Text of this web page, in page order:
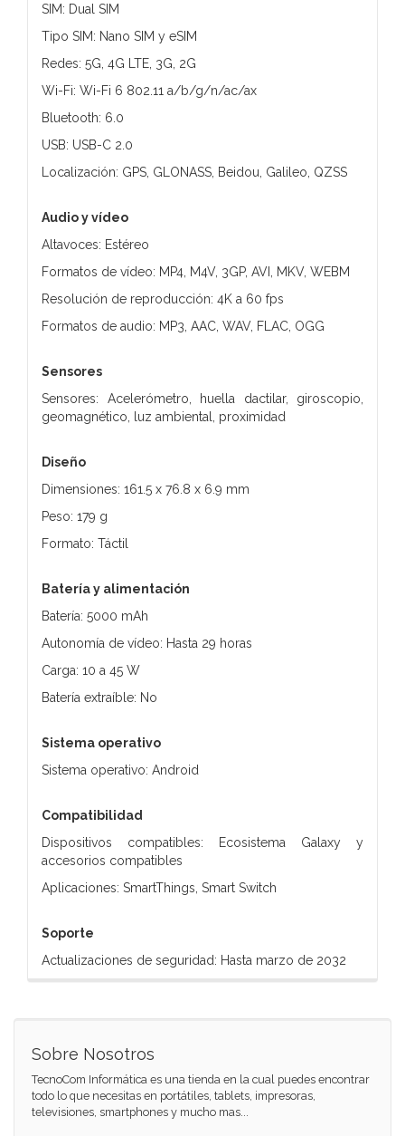
SIM: Dual SIM
Tipo SIM: Nano SIM y eSIM
Redes: 5G, 4G LTE, 3G, 2G
Wi-Fi: Wi-Fi 6 802.11 a/b/g/n/ac/ax
Bluetooth: 6.0
USB: USB-C 2.0
Localización: GPS, GLONASS, Beidou, Galileo, QZSS
Audio y vídeo
Altavoces: Estéreo
Formatos de vídeo: MP4, M4V, 3GP, AVI, MKV, WEBM
Resolución de reproducción: 4K a 60 fps
Formatos de audio: MP3, AAC, WAV, FLAC, OGG
Sensores
Sensores: Acelerómetro, huella dactilar, giroscopio,
geomagnético, luz ambiental, proximidad
Diseño
Dimensiones: 161.5 x 76.8 x 6.9 mm
Peso: 179 g
Formato: Táctil
Batería y alimentación
Batería: 5000 mAh
Autonomía de vídeo: Hasta 29 horas
Carga: 10 a 45 W
Batería extraíble: No
Sistema operativo
Sistema operativo: Android
Compatibilidad
Dispositivos compatibles: Ecosistema Galaxy y
accesorios compatibles
Aplicaciones: SmartThings, Smart Switch
Soporte
Actualizaciones de seguridad: Hasta marzo de 2032
Sobre Nosotros
TecnoCom Informática es una tienda en la cual puedes encontrar
todo lo que necesitas en portátiles, tablets, impresoras,
televisiones, smartphones y mucho mas...